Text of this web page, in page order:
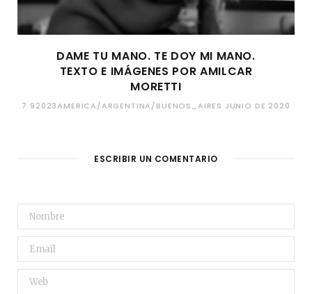
DAME TU MANO. TE DOY MI MANO.
TEXTO E IMÁGENES POR AMILCAR
MORETTI
7 92023AMERICA/ARGENTINA/BUENOS_AIRES JUNIO DE 2020
ESCRIBIR UN COMENTARIO